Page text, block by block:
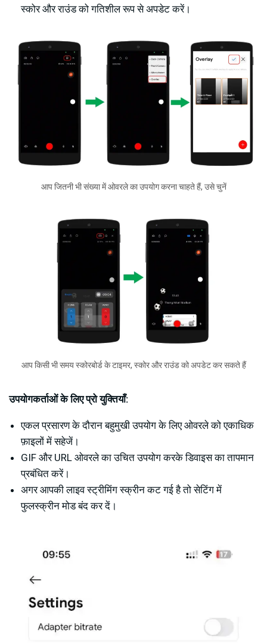
स्कोर और राउंड को गतिशील रूप से अपडेट करें।
आप जितनी भी संख्या में ओवरले का उपयोग करना चाहते हैं, उसे चुनें
आप किसी भी समय स्कोरबोर्ड के टाइमर, स्कोर और राउंड को अपडेट कर सकते हैं
उपयोगकर्ताओं के लिए प्रो युक्तियाँ:
एकल प्रसारण के दौरान बहुमुखी उपयोग के लिए ओवरले को एकाधिक
फ़ाइलों में सहेजें।
GIF और URL ओवरले का उचित उपयोग करके डिवाइस का तापमान
प्रबंधित करें।
अगर आपकी लाइव स्ट्रीमिंग स्क्रीन कट गई है तो सेटिंग में
फुलस्क्रीन मोड बंद कर दें।